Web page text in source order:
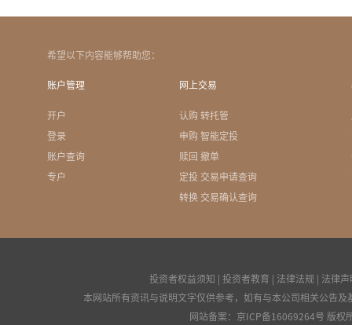
希望以下内容能够帮助您：
账户管理
开户
登录
账户查询
专户
网上交易
认购 转托管
申购 智能定投
赎回 撤单
定投 交易申请查询
转换 交易确认查询
投资者权益须知 投资者教育 法律法规
法律声
本网站所有资讯与说明文字仅供参考，如有与本公司相关公告
网站备案： 京ICP备16069264号 版权